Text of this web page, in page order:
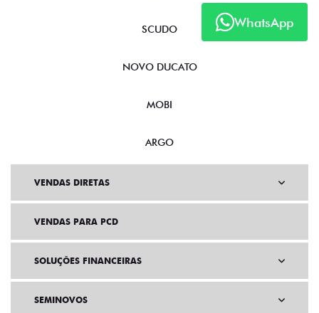
WhatsApp
SCUDO
NOVO DUCATO
MOBI
ARGO
VENDAS DIRETAS
VENDAS PARA PCD
SOLUÇÕES FINANCEIRAS
SEMINOVOS